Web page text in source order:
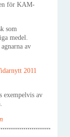
för KAM-
som
medel.
av
2011
exempelvis av